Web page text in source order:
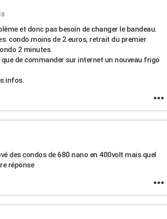
et donc pas besoin de changer le bandeau.
condo moins de 2 euros, retrait du premier
2 minutes.
de commander sur internet un nouveau frigo
infos.
des condos de 680 nano en 400volt mais quel
réponse